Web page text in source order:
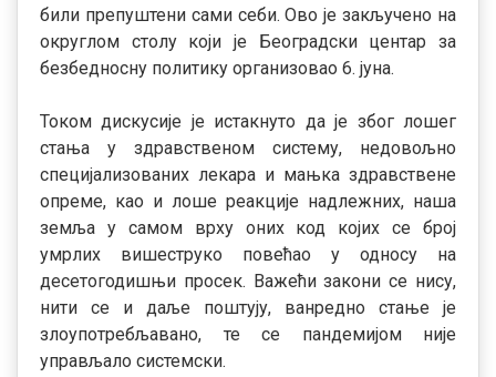
били препуштени сами себи. Ово је закључено на
округлом столу који је Београдски центар за
безбедносну политику организовао 6. јуна.
Током дискусије је истакнуто да је због лошег
стања у здравственом систему, недовољно
специјализованих лекара и мањка здравствене
опреме, као и лоше реакције надлежних, наша
земља у самом врху оних код којих се број
умрлих вишеструко повећао у односу на
десетогодишњи просек. Важећи закони се нису,
нити се и даље поштују, ванредно стање је
злоупотребљавано, те се пандемијом није
управљало системски.